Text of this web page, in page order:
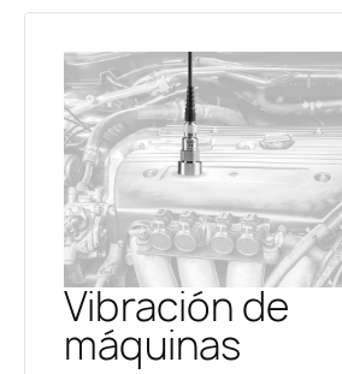
Vibración de
máquinas